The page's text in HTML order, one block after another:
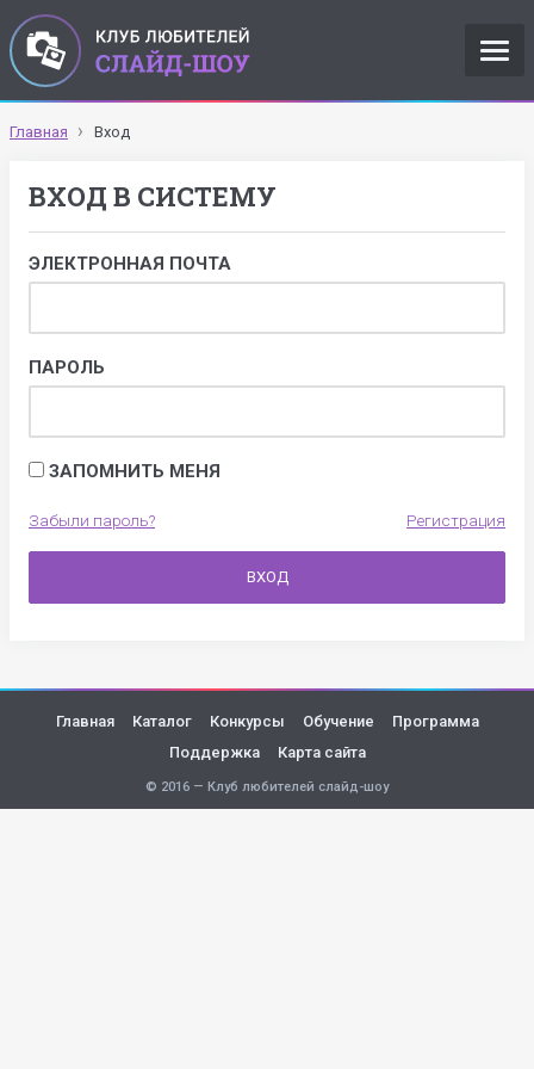
Главная Вход
ВХОД В СИСТЕМУ
ЭЛЕКТРОННАЯ ПОЧТА
ПАРОЛЬ
ЗАПОМНИТЬ МЕНЯ
Забыли пароль? Регистрация
ВХОД
Главная Каталог Конкурсы Обучение
Программа
Поддержка
Карта сайта
© 2016 — Клуб любителей слайд-шоу